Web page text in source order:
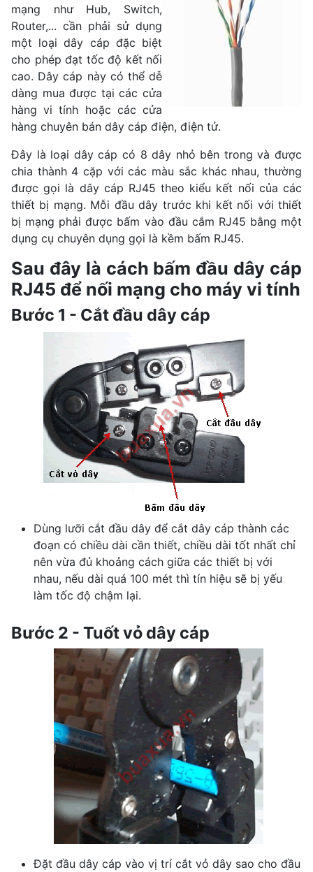
mạng như Hub, Switch,
Router,... cần phải sử dụng
một loại dây cáp đặc biệt
cho phép đạt tốc độ kết nối
cao. Dây cáp này có thể dễ
dàng mua được tại các cửa
hàng vi tính hoặc các cửa
hàng chuyên bán dây cáp điện, điện tử.
Đây là loại dây cáp có 8 dây nhỏ bên trong và được
chia thành 4 cặp với các màu sắc khác nhau, thường
được gọi là dây cáp RJ45 theo kiểu kết nối của các
thiết bị mạng. Mỗi đầu dây trước khi kết nối với thiết
bị mạng phải được bấm vào đầu cắm RJ45 bằng một
dụng cụ chuyên dụng gọi là kềm bấm RJ45.
Sau đây là cách bấm đầu dây cáp
RJ45 để nối mạng cho máy vi tính
Bước 1 - Cắt đầu dây cáp
Dùng lưỡi cắt đầu dây để cắt dây cáp thành các
đoạn có chiều dài cần thiết, chiều dài tốt nhất chỉ
nên vừa đủ khoảng cách giữa các thiết bị với
nhau, nếu dài quá 100 mét thì tín hiệu sẽ bị yếu
làm tốc độ chậm lại.
Bước 2 - Tuốt vỏ dây cáp
Đặt đầu dây cáp vào vị trí cắt vỏ dây sao cho đầu